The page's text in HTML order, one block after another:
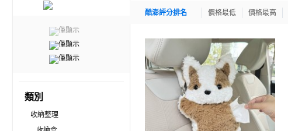
僅顯示
僅顯示
僅顯示
類別
收納整理
酷澎評分排名 價格最低 價格最高